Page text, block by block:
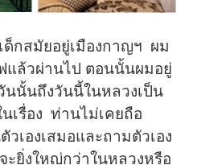
ด็กสมัยอยู่เมืองกาญฯ ผม
แล้วผ่านไป ตอนนั้นผมอยู่
นนั้นถึงวันนี้ในหลวงเป็น
เรื่อง ท่านไม่เคยถือ
เองเสมอและถามตัวเอง
ะยิ่งใหญ่กว่าในหลวงหรือ